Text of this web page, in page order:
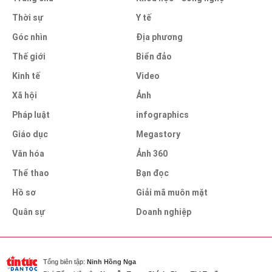
Thời sự
Góc nhìn
Thế giới
Kinh tế
Xã hội
Pháp luật
Giáo dục
Văn hóa
Thể thao
Hồ sơ
Quân sự
Y tế
Địa phương
Biển đảo
Video
Ảnh
infographics
Megastory
Ảnh 360
Bạn đọc
Giải mã muôn mặt
Doanh nghiệp
Tổng biên tập: Ninh Hồng Nga